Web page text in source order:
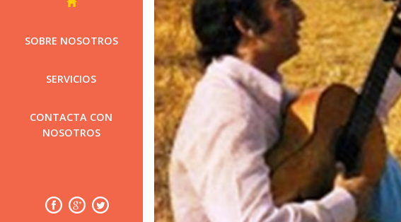
SOBRE NOSOTROS
SERVICIOS
CONTACTA CON
NOSOTROS